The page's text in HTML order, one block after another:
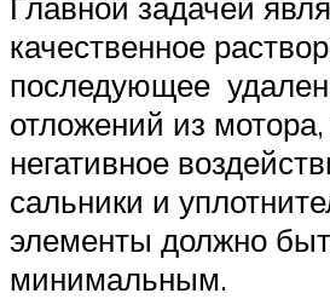
качественное
последующее
отложений из
негативное
сальники и
элементы должно
минимальным.